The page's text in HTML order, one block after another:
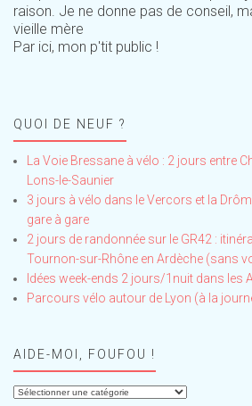
raison. Je ne donne pas de conseil,
vieille mère
Par ici, mon p'tit public !
QUOI DE NEUF ?
La Voie Bressane à vélo : 2 jours entre
Lons-le-Saunier
3 jours à vélo dans le Vercors et la
gare à gare
2 jours de randonnée sur le GR42 :
Tournon-sur-Rhône en Ardèche (sans
Idées week-ends 2 jours/1nuit dans les
Parcours vélo autour de Lyon (à la
AIDE-MOI, FOUFOU !
Aide-